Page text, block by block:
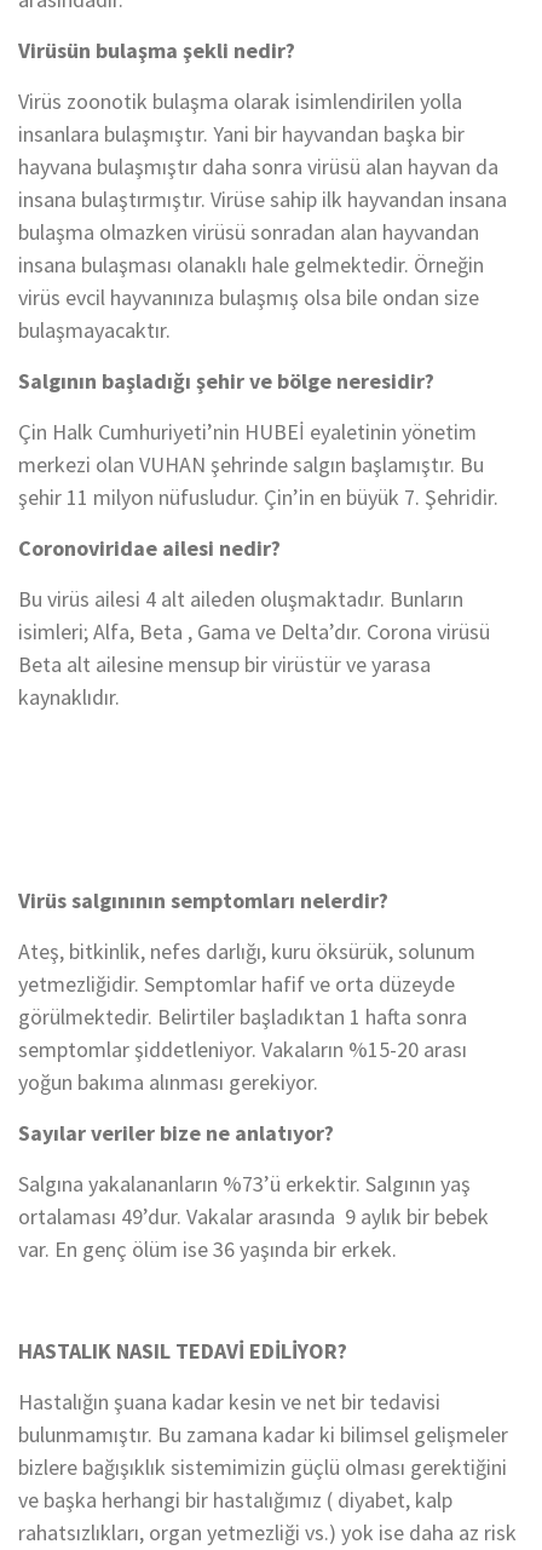
Virüsün bulaşma şekli nedir?
Virüs zoonotik bulaşma olarak isimlendirilen yolla
insanlara bulaşmıştır. Yani bir hayvandan başka bir
hayvana bulaşmıştır daha sonra virüsü alan hayvan da
insana bulaştırmıştır. Virüse sahip ilk hayvandan insana
bulaşma olmazken virüsü sonradan alan hayvandan
insana bulaşması olanaklı hale gelmektedir. Örneğin
virüs evcil hayvanınıza bulaşmış olsa bile ondan size
bulaşmayacaktır.
Salgının başladığı şehir ve bölge neresidir?
Çin Halk Cumhuriyeti’nin HUBEİ eyaletinin yönetim
merkezi olan VUHAN şehrinde salgın başlamıştır. Bu
şehir 11 milyon nüfusludur. Çin’in en büyük 7. Şehridir.
Coronoviridae ailesi nedir?
Bu virüs ailesi 4 alt aileden oluşmaktadır. Bunların
isimleri; Alfa, Beta , Gama ve Delta’dır. Corona virüsü
Beta alt ailesine mensup bir virüstür ve yarasa
kaynaklıdır.
Virüs salgınının semptomları nelerdir?
Ateş, bitkinlik, nefes darlığı, kuru öksürük, solunum
yetmezliğidir. Semptomlar hafif ve orta düzeyde
görülmektedir. Belirtiler başladıktan 1 hafta sonra
semptomlar şiddetleniyor. Vakaların %15-20 arası
yoğun bakıma alınması gerekiyor.
Sayılar veriler bize ne anlatıyor?
Salgına yakalananların %73’ü erkektir. Salgının yaş
ortalaması 49’dur. Vakalar arasında 9 aylık bir bebek
var. En genç ölüm ise 36 yaşında bir erkek.
HASTALIK NASIL TEDAVİ EDİLİYOR?
Hastalığın şuana kadar kesin ve net bir tedavisi
bulunmamıştır. Bu zamana kadar ki bilimsel gelişmeler
bizlere bağışıklık sistemimizin güçlü olması gerektiğini
ve başka herhangi bir hastalığımız ( diyabet, kalp
rahatsızlıkları, organ yetmezliği vs.) yok ise daha az risk